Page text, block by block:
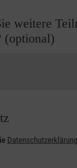
weitere
(optional)
Datenschutzerklärung